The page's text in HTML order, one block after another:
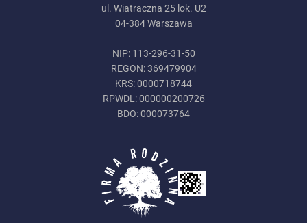
ul. Wiatraczna 25 lok. U2
04-384 Warszawa
NIP: 113-296-31-50
REGON: 369479904
KRS: 0000718744
RPWDL: 000000200726
BDO: 000073764